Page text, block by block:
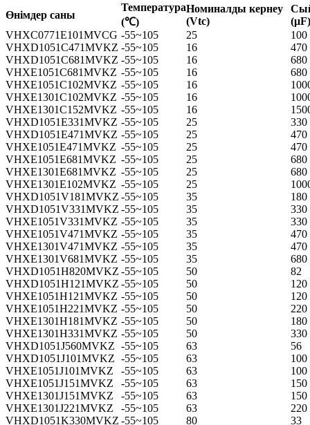
Өнімдер саны
Температура
(℃)
Номиналды кернеу
(Vtc)
(μF)
VHXC0771E101MVCG -55~105 25
100
VHXD1051C471MVKZ -55~105 16
470
VHXD1051C681MVKZ -55~105 16
680
VHXE1051C681MVKZ -55~105 16
680
VHXE1051C102MVKZ -55~105 16
VHXE1301C102MVKZ -55~105 16
VHXE1301C152MVKZ -55~105 16
VHXD1051E331MVKZ -55~105 25
330
VHXD1051E471MVKZ -55~105 25
470
VHXE1051E471MVKZ -55~105 25
470
VHXE1051E681MVKZ -55~105 25
680
VHXE1301E681MVKZ -55~105 25
680
VHXE1301E102MVKZ -55~105 25
VHXD1051V181MVKZ -55~105 35
180
VHXD1051V331MVKZ -55~105 35
330
VHXE1051V331MVKZ -55~105 35
330
VHXE1051V471MVKZ -55~105 35
470
VHXE1301V471MVKZ -55~105 35
470
VHXE1301V681MVKZ -55~105 35
680
VHXD1051H820MVKZ -55~105 50
82
VHXD1051H121MVKZ -55~105 50
120
VHXE1051H121MVKZ -55~105 50
120
VHXE1051H221MVKZ -55~105 50
220
VHXE1301H181MVKZ -55~105 50
180
VHXE1301H331MVKZ -55~105 50
330
VHXD1051J560MVKZ -55~105 63
56
VHXD1051J101MVKZ -55~105 63
100
VHXE1051J101MVKZ
-55~105 63
100
VHXE1051J151MVKZ
-55~105 63
150
VHXE1301J151MVKZ
-55~105 63
150
VHXE1301J221MVKZ
-55~105 63
220
VHXD1051K330MVKZ -55~105 80
33